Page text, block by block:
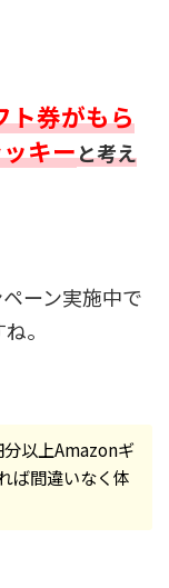
ト券がもら
キーと考え
ーン実施中で
。
以上Amazonギ
ば間違いなく体